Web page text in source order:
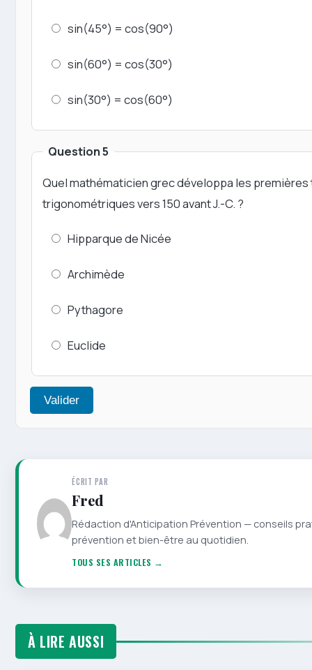
sin(45°) = cos(90°)
sin(60°) = cos(30°)
sin(30°) = cos(60°)
Question 5
Quel mathématicien grec développa les
trigonométriques vers 150 avant J.-C. ?
Hipparque de Nicée
Archimède
Pythagore
Euclide
Valider
ÉCRIT PAR
Fred
Rédaction d'Anticipation Prévention — conseils
prévention et bien-être au quotidien.
TOUS SES ARTICLES →
À LIRE AUSSI